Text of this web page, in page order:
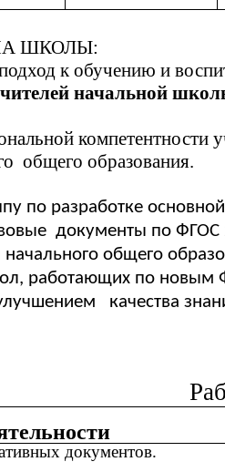
ШКОЛЫ:
к обучению и
начальной
общего образования.
по разработке
документы по ФГОС
общего
работающих по новым
качества
документов.